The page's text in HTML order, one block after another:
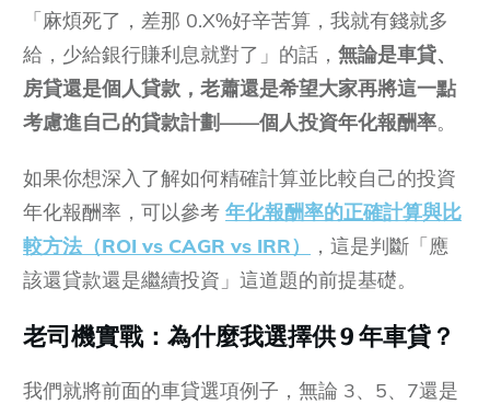
「麻煩死了，差那 0.X%好辛苦算，我就有錢就多
給，少給銀行賺利息就對了」的話， 無論是車貸、
房貸還是個人貸款，老蕭還是希望大家再將這一點
考慮進自己的貸款計劃——個人投資年化報酬率。
如果你想深入了解如何精確計算並比較自己的投資
年化報酬率，可以參考 年化報酬率的正確計算與比
較方法（ROI vs CAGR vs IRR）
，這是判斷「應
該還貸款還是繼續投資」這道題的前提基礎。
老司機實戰：為什麼我選擇供 9 年車貸？
我們就將前面的車貸選項例子，無論 3、5、7還是